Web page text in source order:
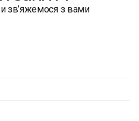
зв’яжемося з вами